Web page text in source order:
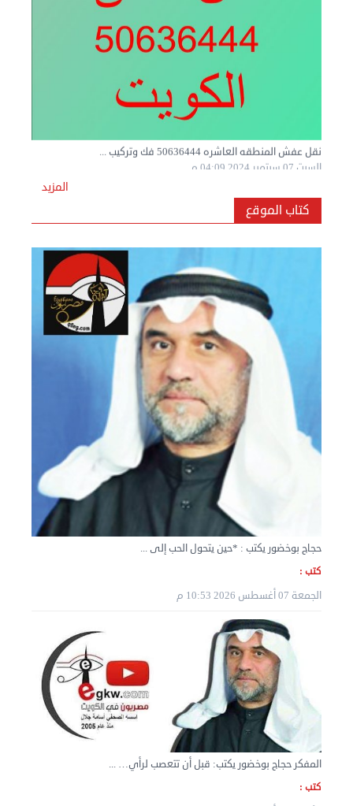
نقل عفش المنطقه العاشره 50636444 فك وتركيب ...
نقل عفش المنطقه العاشره 50636444 فك وتركيب ...
الأربعاء 04 سبتمبر 2024 08:20 م
المزيد
كتاب الموقع
حجاج بوخضور يكتب : *حين يتحول الحب إلى ...
كتب :
الجمعة 07 أغسطس 2026 10:53 م
المفكر حجاج بوخضور يكتب: قبل أن تتعصب لرأي… ...
كتب :